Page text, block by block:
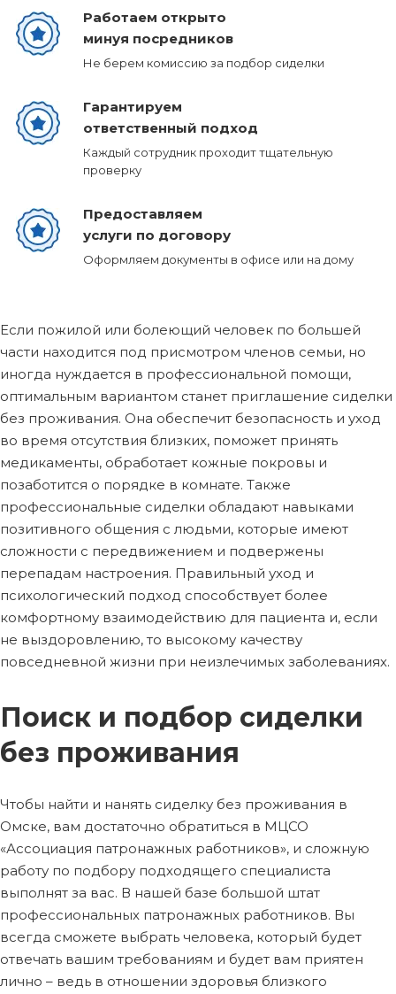
Работаем открыто
минуя посредников
Не берем комиссию за подбор сиделки
Гарантируем
ответственный подход
Каждый сотрудник проходит тщательную
проверку
Предоставляем
услуги по договору
Оформляем документы в офисе или на дому
Если пожилой или болеющий человек по большей
части находится под присмотром членов семьи, но
иногда нуждается в профессиональной помощи,
оптимальным вариантом станет приглашение сиделки
без проживания. Она обеспечит безопасность и уход
во время отсутствия близких, поможет принять
медикаменты, обработает кожные покровы и
позаботится о порядке в комнате. Также
профессиональные сиделки обладают навыками
позитивного общения с людьми, которые имеют
сложности с передвижением и подвержены
перепадам настроения. Правильный уход и
психологический подход способствует более
комфортному взаимодействию для пациента и, если
не выздоровлению, то высокому качеству
повседневной жизни при неизлечимых заболеваниях.
Поиск и подбор сиделки
без проживания
Чтобы найти и нанять сиделку без проживания в
Омске, вам достаточно обратиться в МЦСО
«Ассоциация патронажных работников», и сложную
работу по подбору подходящего специалиста
выполнят за вас. В нашей базе большой штат
профессиональных патронажных работников. Вы
всегда сможете выбрать человека, который будет
отвечать вашим требованиям и будет вам приятен
лично – ведь в отношении здоровья близкого